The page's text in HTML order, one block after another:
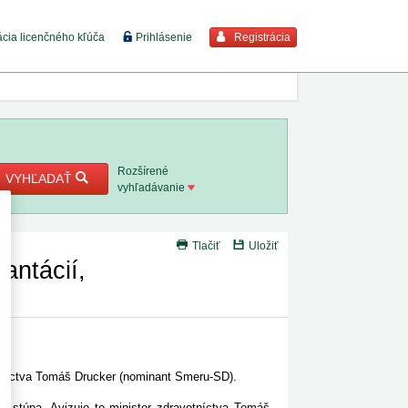
licenčného kľúča Prihlásenie Registrácia
viac
8. 2026
8.
8.
8. 2026
VYHĽADAŤ
Rozšírené
vyhľadávanie
Tlačiť
Uložiť
Tomáš Drucker (nominant Smeru-SD).